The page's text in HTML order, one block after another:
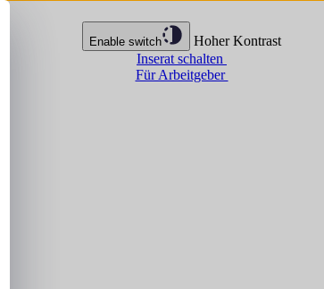
Enable switch
Hoher Kontrast
Inserat schalten
Für Arbeitgeber